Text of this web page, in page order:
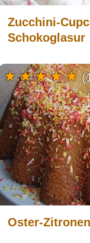
Zucchini-
Schokoglasur
Oster-